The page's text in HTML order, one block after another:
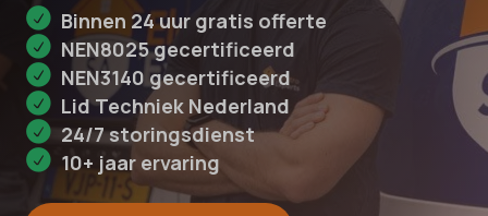
Binnen 24 uur gratis offerte
NEN8025 gecertificeerd
NEN3140 gecertificeerd
Lid Techniek Nederland
24/7 storingsdienst
10+ jaar ervaring